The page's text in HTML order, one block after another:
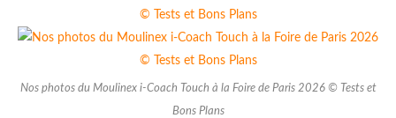
Nos photos du Moulinex i-Coach Touch à la Foire de Paris 2026 © Tests et
Bons Plans